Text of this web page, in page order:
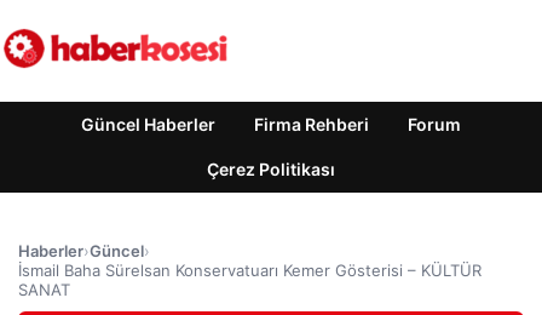
Güncel Haberler Firma Rehberi Forum
Çerez Politikası
Haberler›Güncel›
İsmail Baha Sürelsan Konservatuarı Kemer Gösterisi – KÜLTÜR
SANAT